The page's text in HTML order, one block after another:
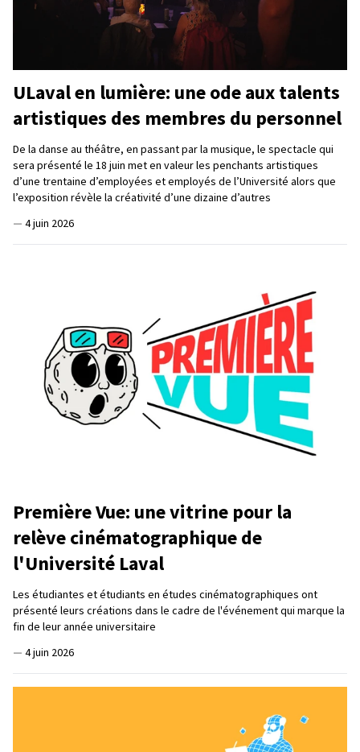
ULaval en lumière: une ode aux talents
artistiques des membres du personnel
De la danse au théâtre, en passant par la musique, le spectacle qui
sera présenté le 18 juin met en valeur les penchants artistiques
d’une trentaine d’employées et employés de l’Université alors que
l’exposition révèle la créativité d’une dizaine d’autres
— 4 juin 2026
Première Vue: une vitrine pour la
relève cinématographique de
l'Université Laval
Les étudiantes et étudiants en études cinématographiques ont
présenté leurs créations dans le cadre de l'événement qui marque la
fin de leur année universitaire
— 4 juin 2026